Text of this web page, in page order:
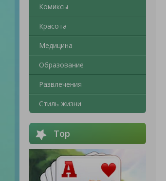
Комиксы
Красота
Медицина
Образование
Развлечения
Стиль жизни
Top